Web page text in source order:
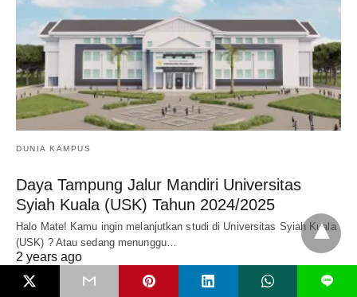
DUNIA KAMPUS
Daya Tampung Jalur Mandiri Universitas
Syiah Kuala (USK) Tahun 2024/2025
Halo Mate! Kamu ingin melanjutkan studi di Universitas Syiah Kuala
(USK) ? Atau sedang menunggu…
2 years ago
L